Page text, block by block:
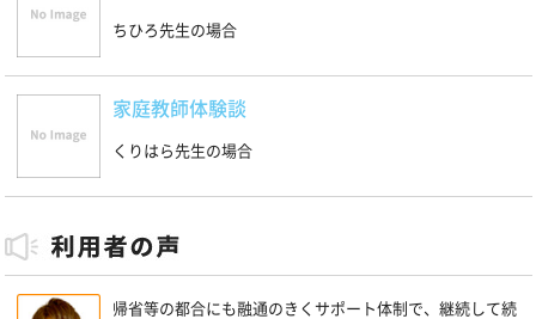
ちひろ先生の場合
家庭教師体験談
くりはら先生の場合
帰省等の都合にも融通のきくサポート体制で、継続して続